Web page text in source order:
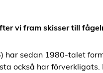
vi fram skisser till
har sedan 1980-talet
också har